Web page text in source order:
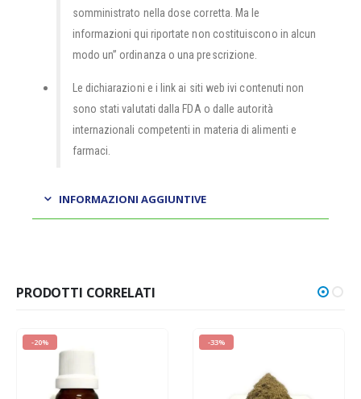
somministrato nella dose corretta. Ma le
informazioni qui riportate non costituiscono in alcun
modo un” ordinanza o una prescrizione.
Le dichiarazioni e i link ai siti web ivi contenuti non
sono stati valutati dalla FDA o dalle autorità
internazionali competenti in materia di alimenti e
farmaci.
INFORMAZIONI AGGIUNTIVE
PRODOTTI CORRELATI
-20% -33%